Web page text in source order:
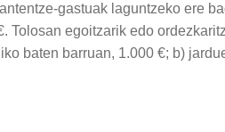
gastuak laguntzeko ere
egoitzarik edo
baten barruan, 1.000 €; b)